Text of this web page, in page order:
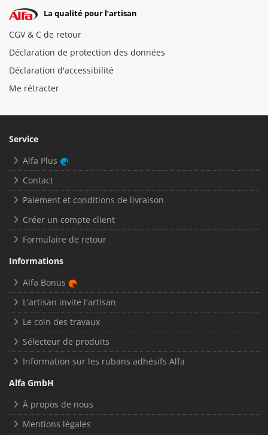
La qualité pour l’artisan
CGV & C de retour
Déclaration de protection des données
Déclaration d'accessibilité
Me rétracter
Service
Alfa Plus
Contact
Paiement et conditions de livraison
Créer un compte client
Formulaire de retour
Informations
Alfa Bonus
L'artisan invite l'artisan
Le coin des travaux
Sélecteur de produits
Information sur les rubans adhésifs Alfa
Alfa GmbH
À propos de nous
Mentions légales